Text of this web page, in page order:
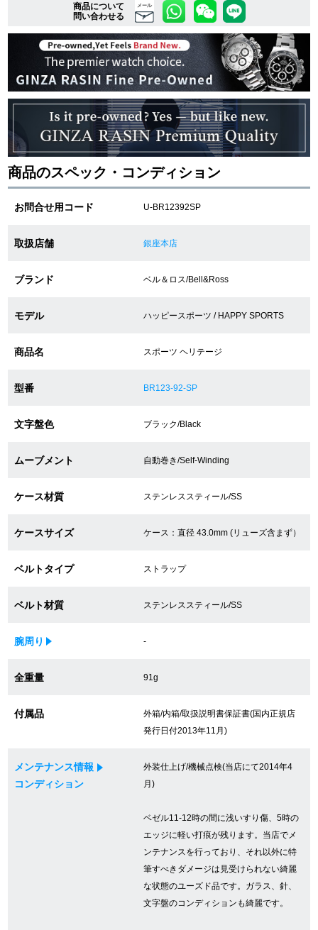
複数条件で商品を絞り込む
詳細検索はこちら
ご利用ガイド
GINZA RASINのプレミアムクオリティについて
送料・お支払方法
ショッピングローンの流れ
よくある質問
お問い合わせ
店舗受け取りサービス
店舗取り寄せサービス
買取・下取りはこちら
修理依頼をする
修理・メンテンナンスについて
商品について
問い合わせる
メール
商品のスペック・コンディション
お問合せ用コード U-BR12392SP
取扱店舗 銀座本店
ブランド ベル＆ロス/Bell&Ross
モデル ハッピースポーツ / HAPPY SPORTS
商品名 スポーツ ヘリテージ
型番 BR123-92-SP
文字盤色 ブラック/Black
ムーブメント 自動巻き/Self-Winding
ケース材質 ステンレススティール/SS
ケースサイズ ケース：直径 43.0mm (リューズ含まず）
ベルトタイプ ストラップ
ベルト材質 ステンレススティール/SS
腕周り -
全重量 91g
付属品
外箱/内箱/取扱説明書保証書(国内正規店
発行日付2013年11月)
メンテナンス情報
コンディション
外装仕上げ/機械点検(当店にて2014年4
月)
ベゼル11-12時の間に浅いすり傷、5時の
エッジに軽い打痕が残ります。当店でメ
ンテナンスを行っており、それ以外に特
筆すべきダメージは見受けられない綺麗
な状態のユーズド品です。ガラス、針、
文字盤のコンディションも綺麗です。